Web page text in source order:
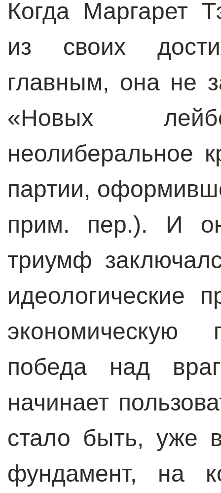
Когда Маргарет
из своих
главным, она не
«Новых
неолиберальное
партии,
прим. пер.). И
триумф
идеологические
экономическую
победа над
начинает
стало быть, уже
фундамент, на